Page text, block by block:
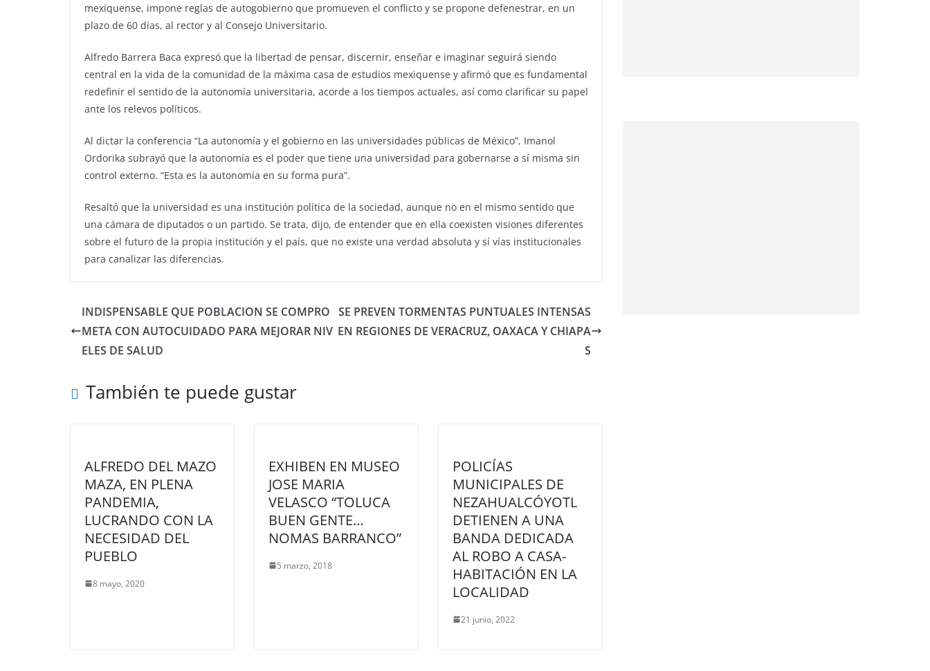
mexiquense, impone reglas de autogobierno que promueven el conflicto y se propone defenestrar, en un
plazo de 60 días, al rector y al Consejo Universitario.
Alfredo Barrera Baca expresó que la libertad de pensar, discernir, enseñar e imaginar seguirá siendo
central en la vida de la comunidad de la máxima casa de estudios mexiquense y afirmó que es fundamental
redefinir el sentido de la autonomía universitaria, acorde a los tiempos actuales, así como clarificar su papel
ante los relevos políticos.
Al dictar la conferencia “La autonomía y el gobierno en las universidades públicas de México”, Imanol
Ordorika subrayó que la autonomía es el poder que tiene una universidad para gobernarse a sí misma sin
control externo. “Esta es la autonomía en su forma pura”.
Resaltó que la universidad es una institución política de la sociedad, aunque no en el mismo sentido que
una cámara de diputados o un partido. Se trata, dijo, de entender que en ella coexisten visiones diferentes
sobre el futuro de la propia institución y el país, que no existe una verdad absoluta y sí vías institucionales
para canalizar las diferencias.
INDISPENSABLE QUE POBLACION SE COMPRO
META CON AUTOCUIDADO PARA MEJORAR NIV
ELES DE SALUD
SE PREVEN TORMENTAS PUNTUALES INTENSAS
EN REGIONES DE VERACRUZ, OAXACA Y CHIAPA
S
También te puede gustar
ALFREDO DEL MAZO
MAZA, EN PLENA
PANDEMIA,
LUCRANDO CON LA
NECESIDAD DEL
PUEBLO
8 mayo, 2020
EXHIBEN EN MUSEO
JOSE MARIA
VELASCO “TOLUCA
BUEN GENTE…
NOMAS BARRANCO”
5 marzo, 2018
POLICÍAS
MUNICIPALES DE
NEZAHUALCÓYOTL
DETIENEN A UNA
BANDA DEDICADA
AL ROBO A CASA-
HABITACIÓN EN LA
LOCALIDAD
21 junio, 2022